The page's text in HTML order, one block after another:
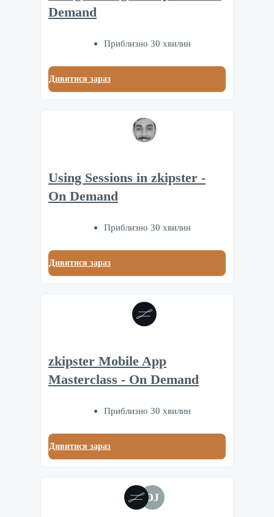
Demand
Приблизно 30 хвилин
Дивитися зараз
Using Sessions in zkipster -
On Demand
Приблизно 30 хвилин
Дивитися зараз
zkipster Mobile App
Masterclass - On Demand
Приблизно 30 хвилин
Дивитися зараз
DJ